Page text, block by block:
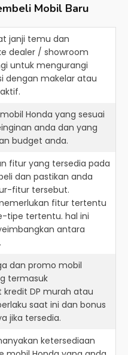
Mobil Baru
janji temu dan
dealer / showroom
untuk mengurangi
dengan makelar atau
Honda yang sesuai
anda dan yang
budget anda.
fitur yang tersedia pada
dan pastikan anda
fitur tersebut.
fitur tertentu
tipe tertentu. hal ini
antara
dan promo mobil
termasuk
DP murah atau
saat ini dan bonus
jika tersedia.
ketersediaan